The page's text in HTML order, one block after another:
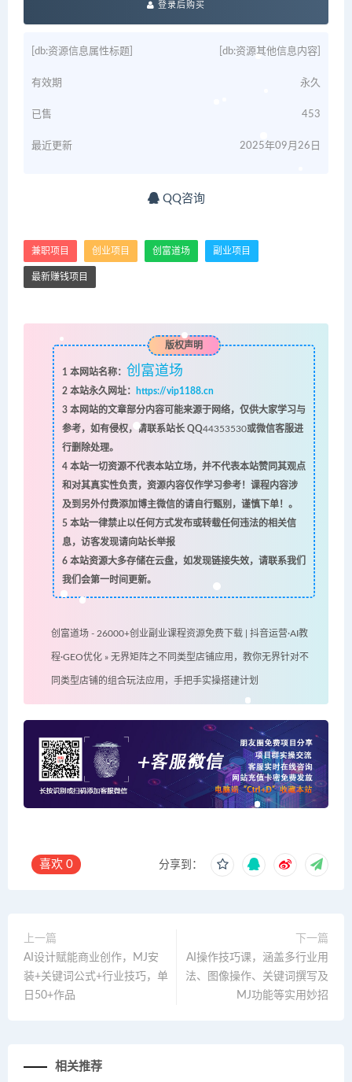
登录后购买
[db:资源信息属性标题] [db:资源其他信息内容]
有效期 永久
已售 453
最近更新 2025年09月26日
QQ咨询
兼职项目 创业项目 创富道场 副业项目
最新赚钱项目
版权声明
1 本网站名称： 创富道场
2本站永久网址：
https://vip1188.cn
3本网站的文章部分内容可能来源于网络，仅供大家学习与
参考，如有侵权，请联系站长 QQ44353530或微信客服进
行删除处理。
4本站一切资源不代表本站立场，并不代表本站赞同其观点
和对其真实性负责，资源内容仅作学习参考！课程内容涉
及到另外付费添加博主微信的请自行甄别，谨慎下单！。
5本站一律禁止以任何方式发布或转载任何违法的相关信
息，访客发现请向站长举报
6本站资源大多存储在云盘，如发现链接失效，请联系我们
我们会第一时间更新。
创富道场 - 26000+创业副业课程资源免费下载 | 抖音运营·AI教
程·GEO优化 » 无界矩阵之不同类型店铺应用，教你无界针对不
同类型店铺的组合玩法应用，手把手实操搭建计划
喜欢 0 分享到：
上一篇
AI设计赋能商业创作，MJ安
装+关键词公式+行业技巧，单
日50+作品
下一篇
AI操作技巧课，涵盖多行业用
法、图像操作、关键词撰写及
MJ功能等实用妙招
相关推荐